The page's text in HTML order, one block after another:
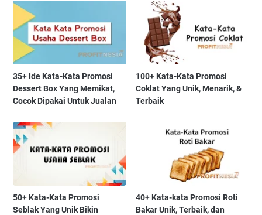
35+ Ide Kata-Kata Promosi
Dessert Box Yang Memikat,
Cocok Dipakai Untuk Jualan
100+ Kata-Kata Promosi
Coklat Yang Unik, Menarik, &
Terbaik
50+ Kata-Kata Promosi
Seblak Yang Unik Bikin
40+ Kata-kata Promosi Roti
Bakar Unik, Terbaik, dan